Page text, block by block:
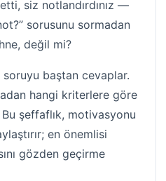
siz notlandırdınız —
sorusunu sormadan
değil mi?
baştan cevaplar.
hangi kriterlere göre
şeffaflık, motivasyonu
en önemlisi
gözden geçirme